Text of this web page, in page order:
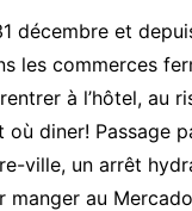
décembre et
les commerces
à l’hôtel, au
où diner! Passage
ville, un arrêt
manger au